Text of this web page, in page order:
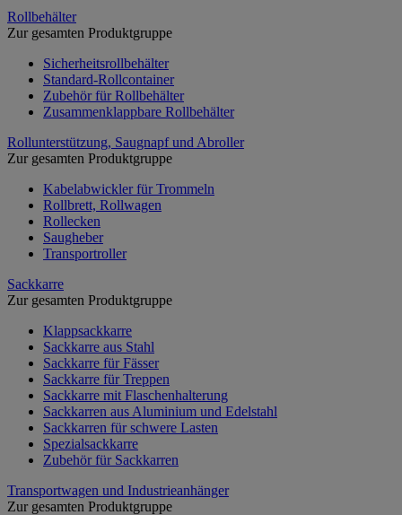
Rollbehälter
Zur gesamten Produktgruppe
Sicherheitsrollbehälter
Standard-Rollcontainer
Zubehör für Rollbehälter
Zusammenklappbare Rollbehälter
Rollunterstützung, Saugnapf und Abroller
Zur gesamten Produktgruppe
Kabelabwickler für Trommeln
Rollbrett, Rollwagen
Rollecken
Saugheber
Transportroller
Sackkarre
Zur gesamten Produktgruppe
Klappsackkarre
Sackkarre aus Stahl
Sackkarre für Fässer
Sackkarre für Treppen
Sackkarre mit Flaschenhalterung
Sackkarren aus Aluminium und Edelstahl
Sackkarren für schwere Lasten
Spezialsackkarre
Zubehör für Sackkarren
Transportwagen und Industrieanhänger
Zur gesamten Produktgruppe